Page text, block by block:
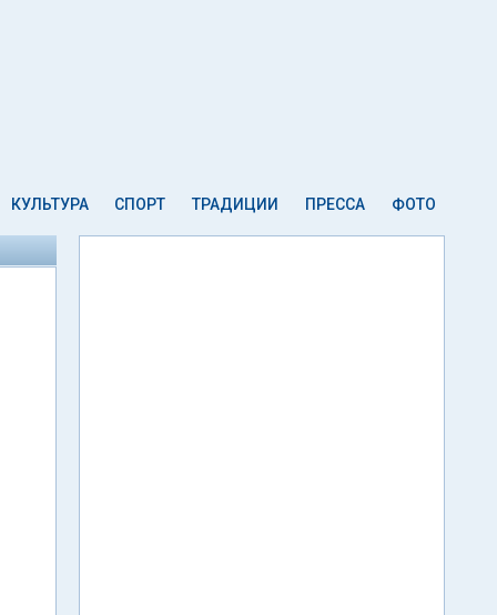
КУЛЬТУРА СПОРТ ТРАДИЦИИ ПРЕССА ФОТО